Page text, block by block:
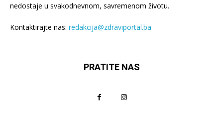
nedostaje u svakodnevnom, savremenom životu.
Kontaktirajte nas: redakcija@zdraviportal.ba
PRATITE NAS